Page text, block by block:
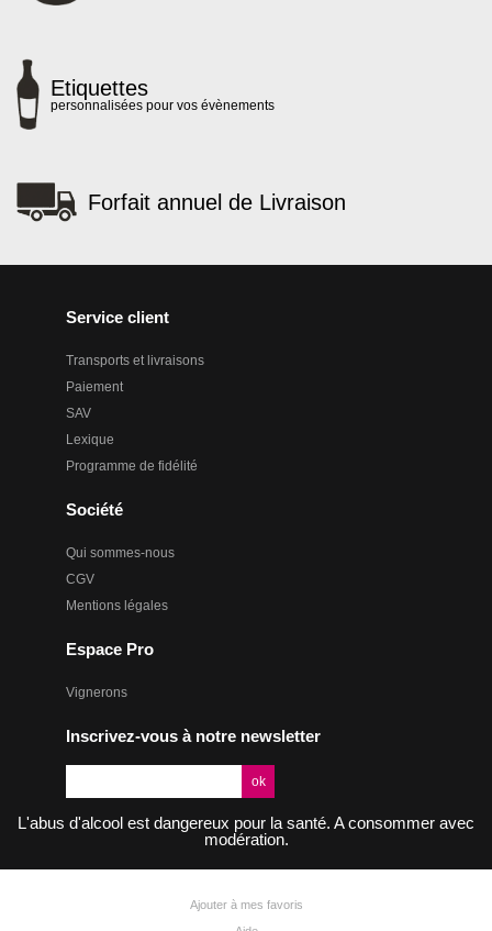
Etiquettes
personnalisées pour vos évènements
Forfait annuel de Livraison
Service client
Transports et livraisons
Paiement
SAV
Lexique
Programme de fidélité
Société
Qui sommes-nous
CGV
Mentions légales
Espace Pro
Vignerons
Inscrivez-vous à notre newsletter
L'abus d'alcool est dangereux pour la santé. A consommer avec
modération.
Ajouter à mes favoris